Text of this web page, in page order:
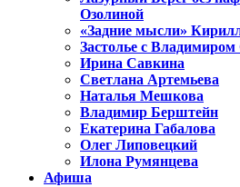
Озолиной
«Задние мысли»
Застолье с
Ирина Савкина
Светлана Артемьева
Наталья Мешкова
Владимир Берштейн
Екатерина Габалова
Олег Липовецкий
Илона Румянцева
Афиша